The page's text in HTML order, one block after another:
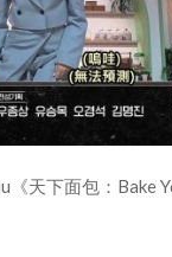
《天下面包：Bake